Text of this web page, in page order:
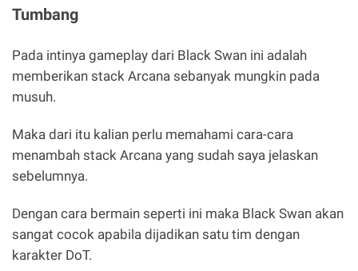
Tumbang
Pada intinya gameplay dari Black Swan ini adalah
memberikan stack Arcana sebanyak mungkin pada
musuh.
Maka dari itu kalian perlu memahami cara-cara
menambah stack Arcana yang sudah saya jelaskan
sebelumnya.
Dengan cara bermain seperti ini maka Black Swan akan
sangat cocok apabila dijadikan satu tim dengan
karakter DoT.